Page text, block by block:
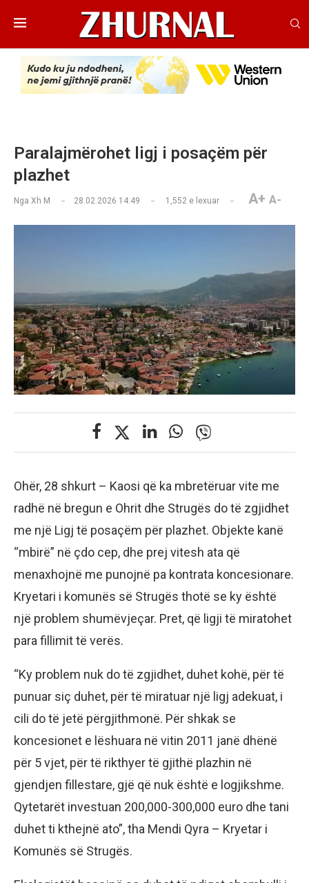
Paralajmërohet ligj i posaçëm për
plazhet
Nga Xh M 28.02.2026 14:49 1,552 e lexuar A+ A-
Ohër, 28 shkurt – Kaosi që ka mbretëruar vite me
radhë në bregun e Ohrit dhe Strugës do të zgjidhet
me një Ligj të posaçëm për plazhet. Objekte kanë
“mbirë” në çdo cep, dhe prej vitesh ata që
menaxhojnë me punojnë pa kontrata koncesionare.
Kryetari i komunës së Strugës thotë se ky është
një problem shumëvjeçar. Pret, që ligji të miratohet
para fillimit të verës.
“Ky problem nuk do të zgjidhet, duhet kohë, për të
punuar siç duhet, për të miratuar një ligj adekuat, i
cili do të jetë përgjithmonë. Për shkak se
koncesionet e lëshuara në vitin 2011 janë dhënë
për 5 vjet, për të rikthyer të gjithë plazhin në
gjendjen fillestare, gjë që nuk është e logjikshme.
Qytetarët investuan 200,000-300,000 euro dhe tani
duhet ti kthejnë ato”, tha Mendi Qyra – Kryetar i
Komunës së Strugës.